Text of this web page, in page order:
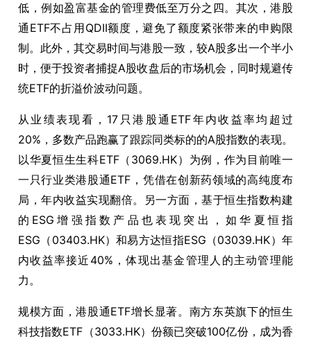
低，例如盈富基金的管理费低至万分之四。其次，港股
通ETF不占用QDII额度，避免了额度紧张带来的申购限
制。此外，其交易时间与港股一致，较A股多出一个半小
时，便于投资者捕捉A股收盘后的市场机会，同时规避传
统ETF的折溢价波动问题。
从业绩表现看，17只港股通ETF年内收益率均超过
20%，多数产品跑赢了跟踪同类标的的A股指数的表现。
以华夏恒生生科ETF（3069.HK）为例，作为目前唯一
一只行业类港股通ETF，凭借在创新药领域的高纯度布
局，年内收益实现翻倍。另一方面，基于恒生指数构建
的ESG增强指数产品也表现突出，如华夏恒指
ESG（03403.HK）和易方达恒指ESG（03039.HK）年
内收益率接近40%，体现出基金管理人的主动管理能
力。
规模方面，港股通ETF增长显著。南方东英旗下的恒生
科技指数ETF（3033.HK）份额已突破100亿份，成为香